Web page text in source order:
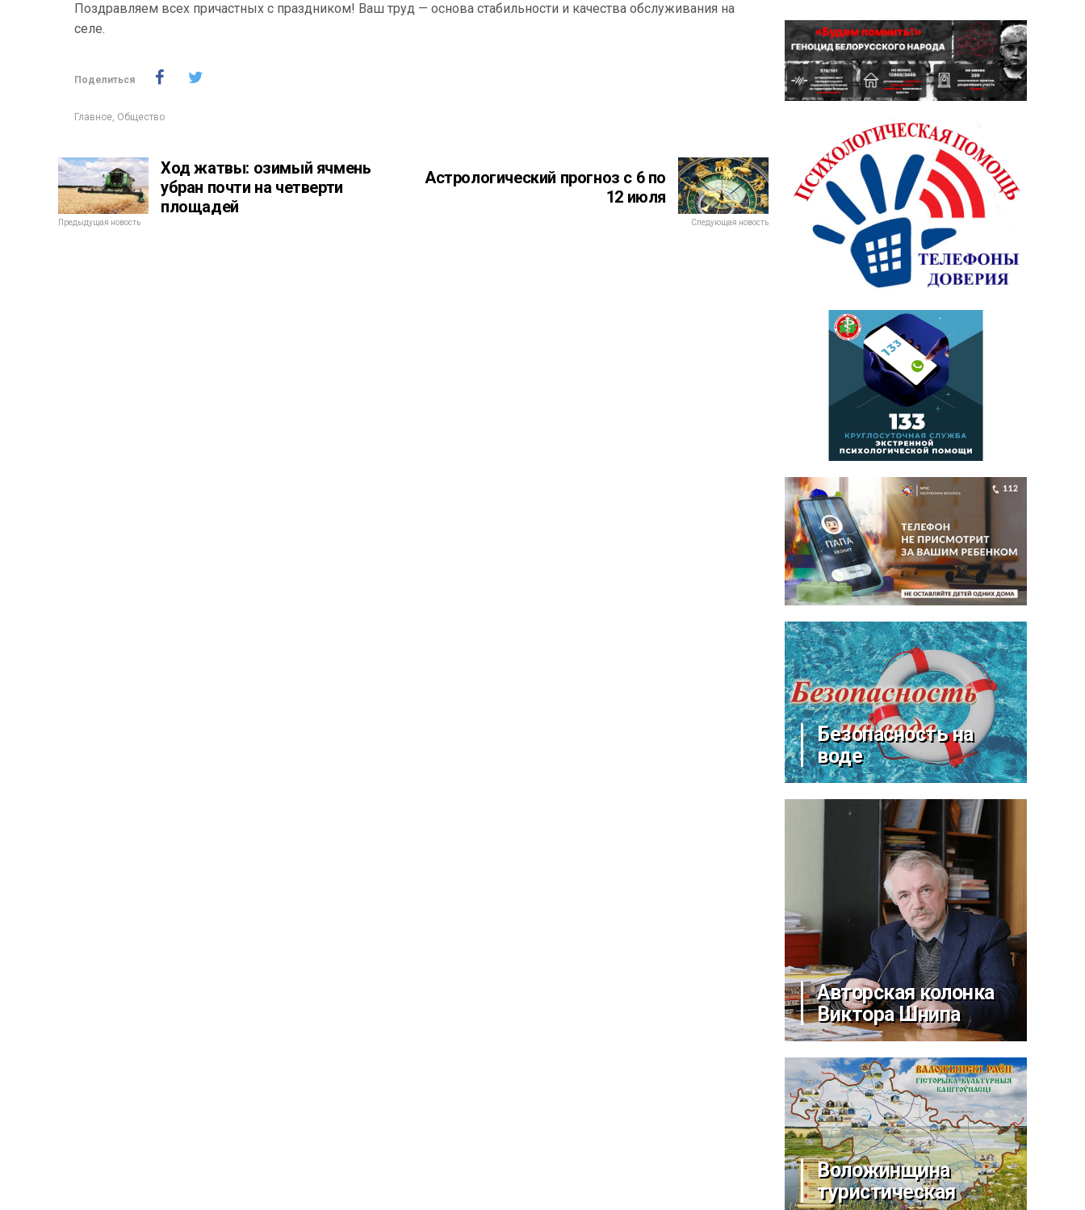
Поздравляем всех причастных с праздником! Ваш труд — основа стабильности и качества обслуживания на
селе.
Поделиться
Главное, Общество
Ход жатвы: озимый ячмень
убран почти на четверти
площадей
Предыдущая новость
Астрологический прогноз с 6 по
12 июля
Следующая новость
Безопасность на
воде
Авторская колонка
Виктора Шнипа
Воложинщина
туристическая